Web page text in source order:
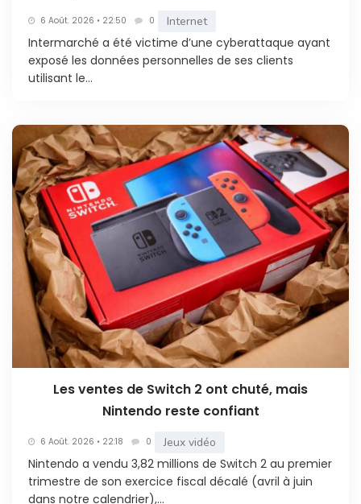
6 Août. 2026 • 22:50 0 Internet
Intermarché a été victime d’une cyberattaque ayant
exposé les données personnelles de ses clients
utilisant le...
Les ventes de Switch 2 ont chuté, mais
Nintendo reste confiant
6 Août. 2026 • 22:18 0 Jeux vidéo
Nintendo a vendu 3,82 millions de Switch 2 au premier
trimestre de son exercice fiscal décalé (avril à juin
dans notre calendrier),...